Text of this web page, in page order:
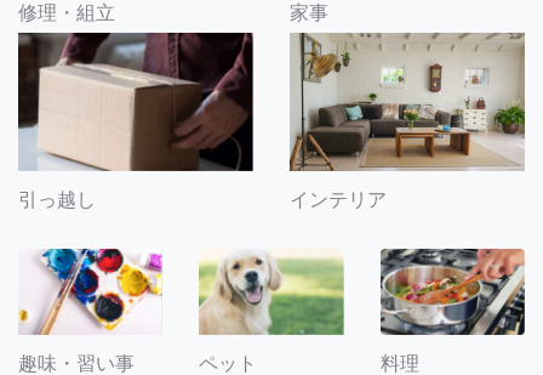
修理・組立 家事
引っ越し インテリア
趣味・習い事 ペット 料理